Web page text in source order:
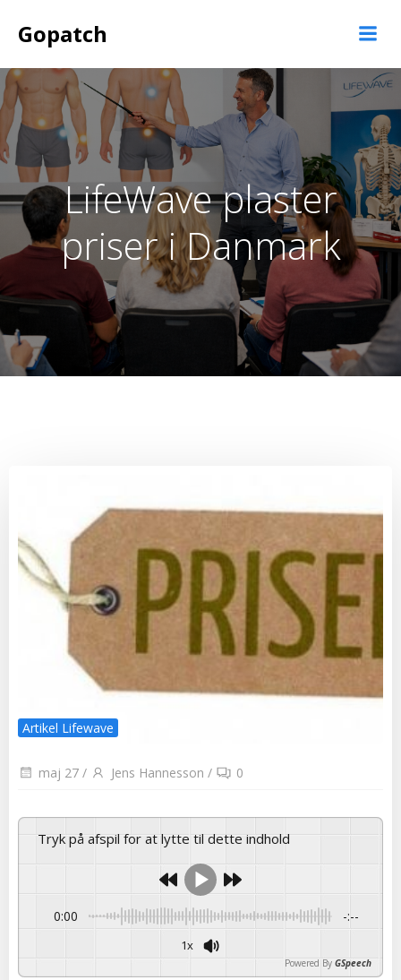
Gopatch
LifeWave plaster
priser i Danmark
Artikel Lifewave
maj 27 / Jens Hannesson / 0
Tryk på afspil for at lytte til dette indhold
0:00 -:--
1x
Powered By GSpeech